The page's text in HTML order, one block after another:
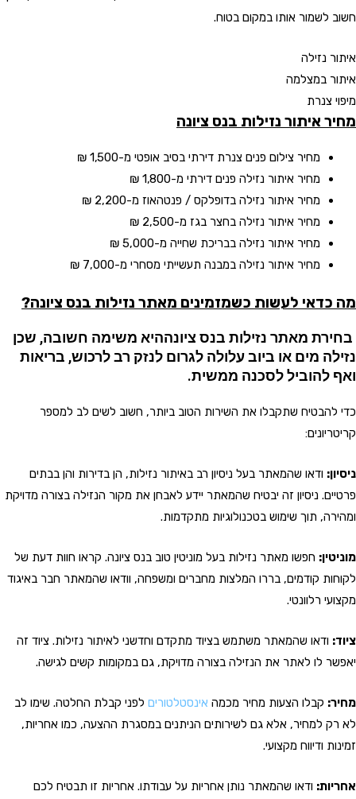
חשוב לשמור אותו במקום בטוח.
איתור נזילה
איתור במצלמה​
מיפוי צנרת
מחיר איתור נזילות בנס ציונה
מחיר צילום פנים צנרת דירתי בסיב אופטי מ-1,500 ₪
מחיר איתור נזילה פנים דירתי מ-1,800 ₪
מחיר איתור נזילה בדופלקס / פנטהאוז מ-2,200 ₪
מחיר איתור נזילה בחצר בגז מ-2,500 ₪
מחיר איתור נזילה בבריכת שחייה מ-5,000 ₪
מחיר איתור נזילה במבנה תעשייתי מסחרי מ-7,000 ₪
מה כדאי לעשות כשמזמינים מאתר נזילות בנס ציונה?
בחירת מאתר נזילות בנס ציונההיא משימה חשובה, שכן
נזילה מים או ביוב עלולה לגרום לנזק רב לרכוש, בריאות
ואף להוביל לסכנה ממשית.
כדי להבטיח שתקבלו את השירות הטוב ביותר, חשוב לשים לב למספר
קריטריונים:
ניסיון: ודאו שהמאתר בעל ניסיון רב באיתור נזילות, הן בדירות והן בבתים
פרטיים. ניסיון זה יבטיח שהמאתר יידע לאבחן את מקור הנזילה בצורה מדויקת
ומהירה, תוך שימוש בטכנולוגיות מתקדמות.
מוניטין: חפשו מאתר נזילות בעל מוניטין טוב בנס ציונה. קראו חוות דעת של
לקוחות קודמים, בררו המלצות מחברים ומשפחה, וודאו שהמאתר חבר באיגוד
מקצועי רלוונטי.
ציוד: ודאו שהמאתר משתמש בציוד מתקדם וחדשני לאיתור נזילות. ציוד זה
יאפשר לו לאתר את הנזילה בצורה מדויקת, גם במקומות קשים לגישה.
מחיר: קבלו הצעות מחיר מכמה אינסטלטורים לפני קבלת החלטה. שימו לב
לא רק למחיר, אלא גם לשירותים הניתנים במסגרת ההצעה, כמו אחריות,
זמינות ודיווח מקצועי.
אחריות: ודאו שהמאתר נותן אחריות על עבודתו. אחריות זו תבטיח לכם